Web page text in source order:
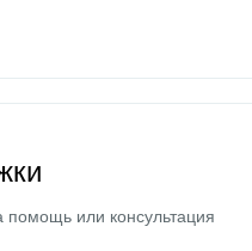
или консультация